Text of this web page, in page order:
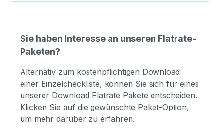
Sie haben Interesse an unseren Flatrate-
Paketen?
Alternativ zum kostenpflichtigen Download
einer Einzelcheckliste, können Sie sich für eines
unserer Download Flatrate Pakete entscheiden.
Klicken Sie auf die gewünschte Paket-Option,
um mehr darüber zu erfahren.